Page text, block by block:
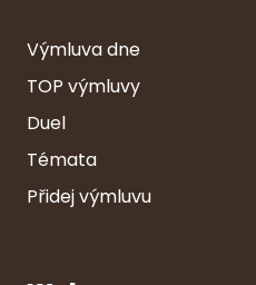
Výmluva dne
TOP výmluvy
Duel
Témata
Přidej výmluvu